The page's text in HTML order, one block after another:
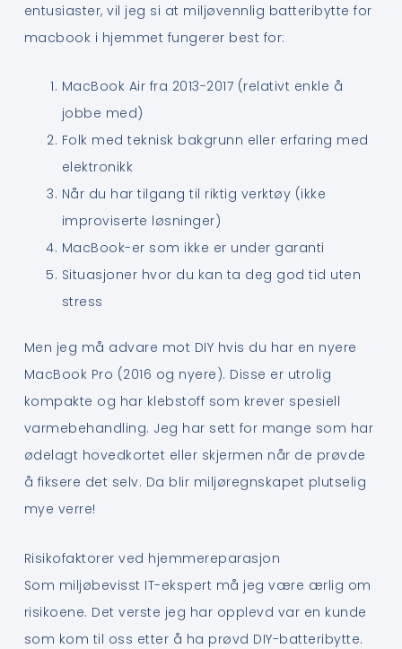
entusiaster, vil jeg si at miljøvennlig batteribytte for
macbook i hjemmet fungerer best for:
MacBook Air fra 2013-2017 (relativt enkle å
jobbe med)
Folk med teknisk bakgrunn eller erfaring med
elektronikk
Når du har tilgang til riktig verktøy (ikke
improviserte løsninger)
MacBook-er som ikke er under garanti
Situasjoner hvor du kan ta deg god tid uten
stress
Men jeg må advare mot DIY hvis du har en nyere
MacBook Pro (2016 og nyere). Disse er utrolig
kompakte og har klebstoff som krever spesiell
varmebehandling. Jeg har sett for mange som har
ødelagt hovedkortet eller skjermen når de prøvde
å fiksere det selv. Da blir miljøregnskapet plutselig
mye verre!
Risikofaktorer ved hjemmereparasjon
Som miljøbevisst IT-ekspert må jeg være ærlig om
risikoene. Det verste jeg har opplevd var en kunde
som kom til oss etter å ha prøvd DIY-batteribytte.